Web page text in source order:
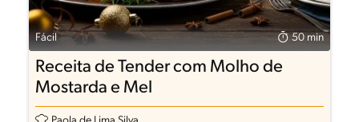
Fácil 50 min
Receita de Tender com Molho de
Mostarda e Mel